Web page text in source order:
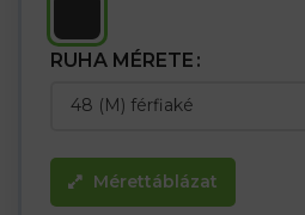
RUHA MÉRETE
Mérettáblázat